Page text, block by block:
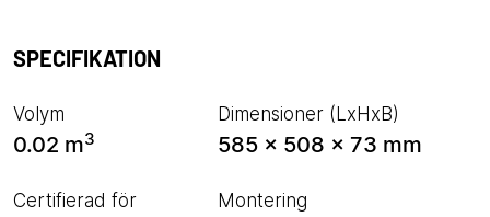
SPECIFIKATION
Volym
0.02 m3
Dimensioner (LxHxB)
585 x 508 x 73 mm
Certifierad för Montering